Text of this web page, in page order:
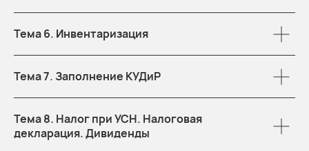
Тема 6. Инвентаризация
Тема 7. Заполнение КУДиР
Тема 8. Налог при УСН. Налоговая
декларация. Дивиденды